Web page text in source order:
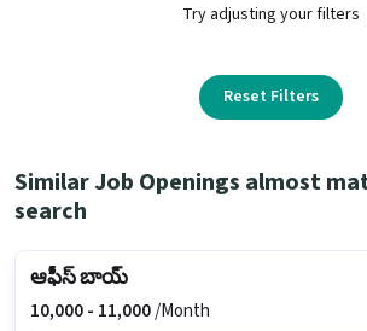
Try adjusting your filters
Reset Filters
Similar Job Openings almost
search
ఆఫీస్ బాయ్
10,000 - 11,000/Month